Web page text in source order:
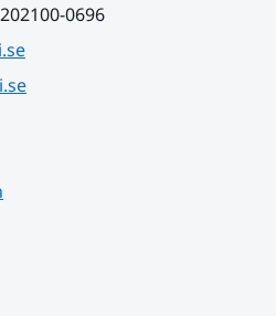
0696